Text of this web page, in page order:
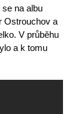
na albu
Ostrouchov a
V průběhu
a k tomu